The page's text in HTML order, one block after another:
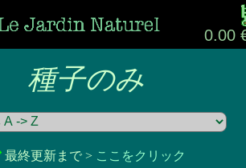
0.00
種子のみ
最終更新まで > ここをクリック